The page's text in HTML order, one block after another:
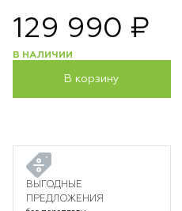
129 990 ₽
В НАЛИЧИИ
В корзину
ВЫГОДНЫЕ
ПРЕДЛОЖЕНИЯ